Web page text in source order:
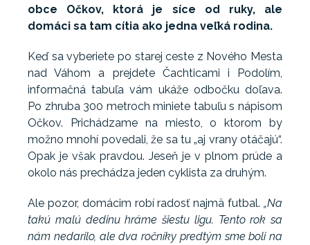
obce Očkov, ktorá je síce od ruky, ale
domáci sa tam cítia ako jedna veľká rodina.
Keď sa vyberiete po starej ceste z Nového Mesta
nad Váhom a prejdete Čachticami i Podolím,
informačná tabuľa vám ukáže odbočku doľava.
Po zhruba 300 metroch miniete tabuľu s nápisom
Očkov. Prichádzame na miesto, o ktorom by
možno mnohí povedali, že sa tu „aj vrany otáčajú“.
Opak je však pravdou. Jeseň je v plnom prúde a
okolo nás prechádza jeden cyklista za druhým.
Ale pozor, domácim robí radosť najmä futbal. „Na
takú malú dedinu hráme šiestu ligu. Tento rok sa
nám nedarilo, ale dva ročníky predtým sme boli na